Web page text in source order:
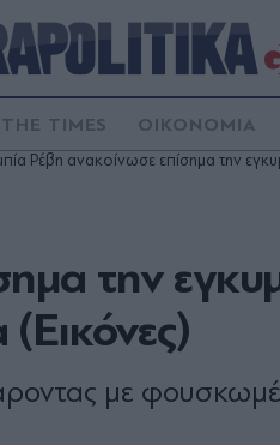
THE TIMES ΟΙΚΟΝΟΜΙΑ
Ρέβη ανακοίνωσε επίσημα την
την
με